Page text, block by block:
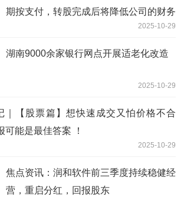
期按支付，转股完成后将降低公司的财务
2025-10-29
湖南9000余家银行网点开展适老化改造
2025-10-29
｜【股票篇】想快速成交又怕价格不合
可能是最佳答案 ！
2025-10-29
焦点资讯：润和软件前三季度持续稳健经
营，重启分红，回报股东